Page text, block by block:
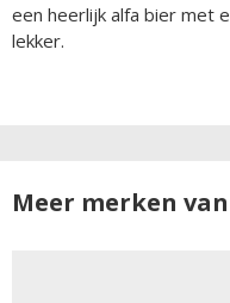
een heerlijk alfa bier met een stevige
lekker.
Meer merken